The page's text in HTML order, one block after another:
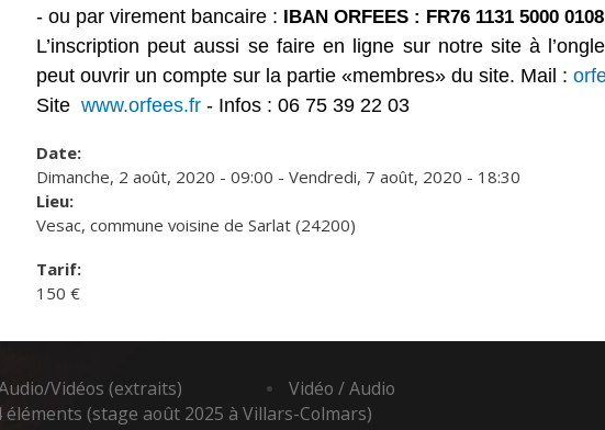
- ou par virement bancaire :
IBAN ORFEES : FR76 1131 5000 0108
L’inscription peut aussi se faire en ligne sur notre site à
peut ouvrir un compte sur la partie «membres» du site. Mail :
Site www.orfees.fr - Infos : 06 75 39 22 03
Date:
Dimanche, 2 août, 2020 - 09:00 - Vendredi, 7 août, 2020 - 18:30
Lieu:
Vesac, commune voisine de Sarlat (24200)
Tarif:
150 €
Vidéos (extraits)
Vidéo / Audio
(stage août 2025 à Villars-Colmars)